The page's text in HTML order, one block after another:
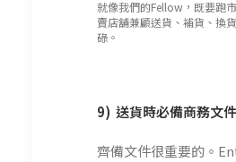
就像我們的Fellow，既要跑
賣店舖兼顧送貨、補貨、換
碌。
9) 送貨時必備商務文件
齊備文件很重要的。